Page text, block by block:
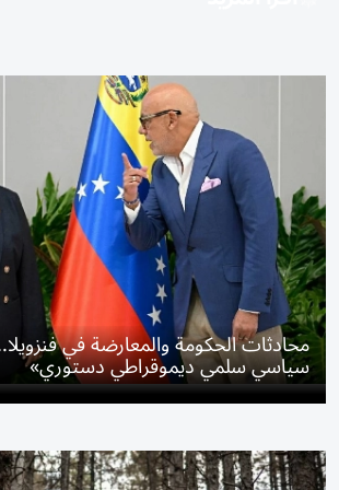
محادثات الحكومة والمعارضة في
سياسي سلمي ديموقراطي دستوري»